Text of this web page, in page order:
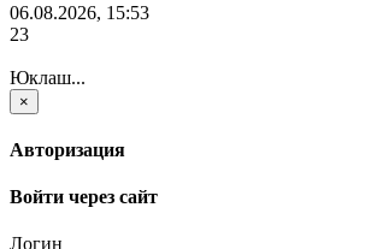
06.08.2026, 15:53
23
Юклаш...
×
Авторизация
Войти через сайт
Логин